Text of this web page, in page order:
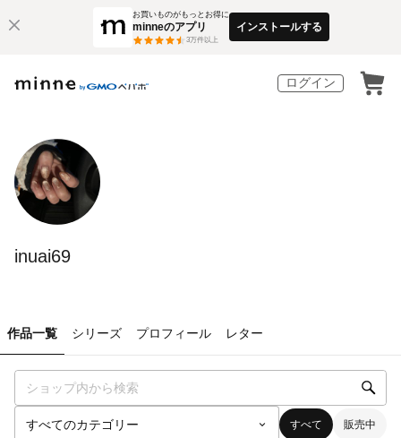
お買いものがもっとお得に
minneのアプリ
3万件以上
インストールする
ログイン
inuai69
作品一覧 シリーズ プロフィール レター
すべて 販売中